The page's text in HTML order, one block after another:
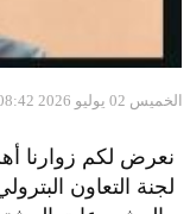
الخميس 02 يوليو 2026 08:42 مساءً
نعرض لكم زوارنا
لجنة التعاون